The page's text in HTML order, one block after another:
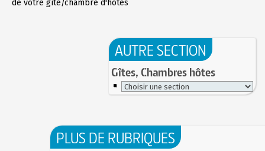
de votre gîte/chambre d'hôtes
AUTRE SECTION
Gîtes, Chambres hôtes
PLUS DE RUBRIQUES